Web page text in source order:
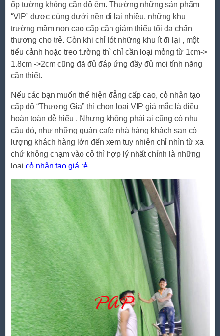
ốp tường không cần độ êm. Thường những sản phẩm
“VIP” được dùng dưới nền đi lại nhiều, những khu
trường mầm non cao cấp cần giảm thiểu tối đa chấn
thương cho trẻ. Còn khi chỉ lót những khu ít đi lại , một
tiểu cảnh hoặc treo tường thì chỉ cần loại mỏng từ 1cm->
1,8cm ->2cm cũng đã đủ đáp ứng đầy đủ mọi tính năng
cần thiết.
Nếu các bạn muốn thể hiện đẳng cấp cao, cỏ nhân tạo
cấp độ “Thương Gia” thì chọn loại VIP giá mắc là điều
hoàn toàn dễ hiểu . Nhưng không phải ai cũng có nhu
cầu đó, như những quán cafe nhà hàng khách sạn có
lượng khách hàng lớn đến xem tuy nhiên chỉ nhìn từ xa
chứ không chạm vào cỏ thì hợp lý nhất chính là những
loạicỏ nhân tạo giá rẻ .